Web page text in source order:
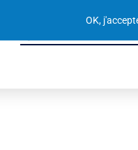
OK,
Sport, Culture &